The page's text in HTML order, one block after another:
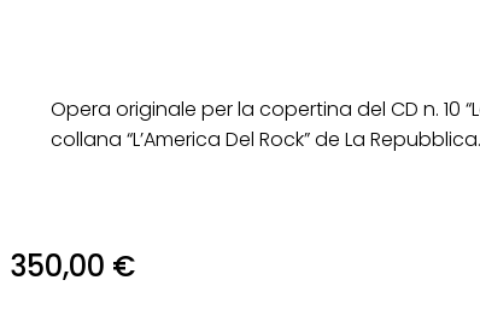
Opera originale per la copertina del CD n. 10
collana “L’America Del Rock” de La Repubblica.
350,00 €